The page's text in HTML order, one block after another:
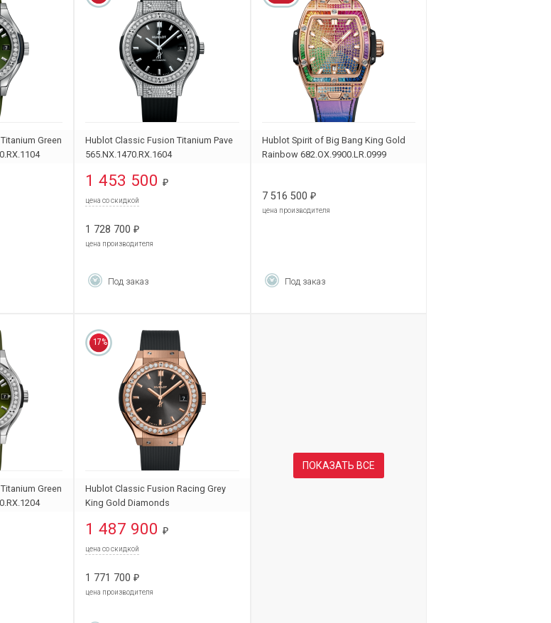
Green
Hublot Classic Fusion Titanium Pave
565.NX.1470.RX.1604
1 453 500 ₽
цена со скидкой
1 728 700 ₽
цена производителя
Под заказ
Hublot Spirit of Big Bang King Gold
Rainbow 682.OX.9900.LR.0999
7 516 500 ₽
цена производителя
Под заказ
Green
17%
Hublot Classic Fusion Racing Grey
King Gold Diamonds
1 487 900 ₽
цена со скидкой
1 771 700 ₽
цена производителя
ПОКАЗАТЬ ВСЕ